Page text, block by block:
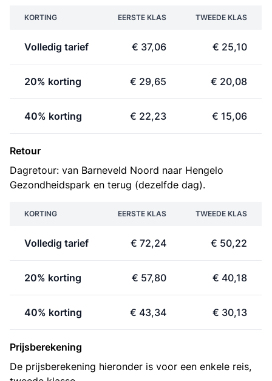
KORTING EERSTE KLAS TWEEDE KLAS
Volledig tarief € 37,06 € 25,10
20% korting € 29,65 € 20,08
40% korting € 22,23 € 15,06
Retour
Dagretour: van Barneveld Noord naar Hengelo
Gezondheidspark en terug (dezelfde dag).
KORTING EERSTE KLAS TWEEDE KLAS
Volledig tarief € 72,24 € 50,22
20% korting € 57,80 € 40,18
40% korting € 43,34 € 30,13
Prijsberekening
De prijsberekening hieronder is voor een enkele reis,